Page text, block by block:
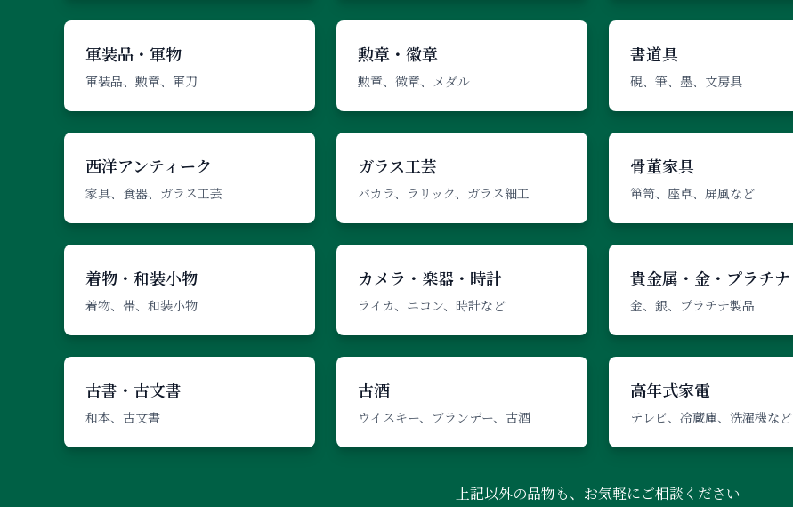
軍装品・軍物
軍装品、勲章、軍刀
勲章・徽章
勲章、徽章、メダル
書道具
硯、筆、墨、文房具
西洋アンティーク
家具、食器、ガラス工芸
ガラス工芸
バカラ、ラリック、ガラス細工
骨董家具
箪笥、座卓、屏風など
着物・和装小物
着物、帯、和装小物
カメラ・楽器・時計
ライカ、ニコン、時計など
貴金属・金・プラチナ
金、銀、プラチナ製品
古書・古文書
和本、古文書
古酒
ウイスキー、ブランデー、古酒
高年式家電
テレビ、冷蔵庫、洗濯機など
上記以外の品物も、お気軽にご相談ください